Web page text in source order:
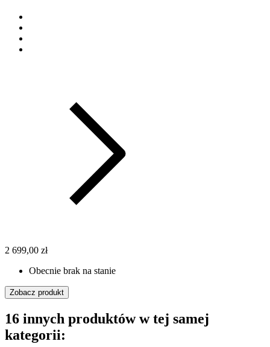
2 699,00 zł
Obecnie brak na stanie
Zobacz produkt
16 innych produktów w tej samej
kategorii: